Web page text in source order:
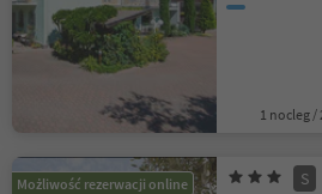
1 nocleg /
Możliwość rezerwacji online S